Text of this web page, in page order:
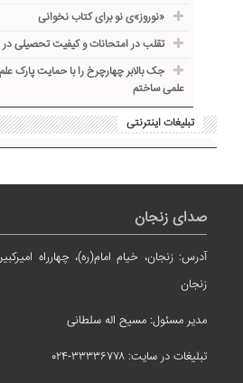
«نوروز»ی نو برای کتاب نخوانی
تقلب در امتحانات و کیفیت تحصیلی در
جک بالابر چهارچرخ را با حمایت پارک
علمی ساختم
تبلیغات اینترنتی
صدای زنجان
آدرس: زنجان، خیام امام(ره)، چهارراه
زنجان
مدیر مسئول: مسیح اله سلطانی
تبلیغات در سایت: ۳۳۳۳۶۷۷۸-۰۲۴